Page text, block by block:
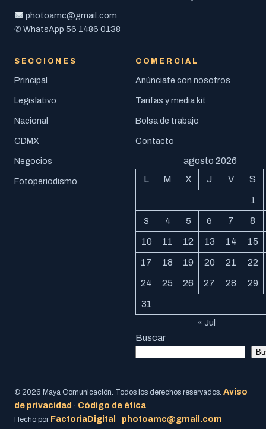
photoamc@gmail.com
✆ WhatsApp 56 1486 0138
SECCIONES
Principal
Legislativo
Nacional
CDMX
Negocios
Fotoperiodismo
COMERCIAL
Anúnciate con nosotros
Tarifas y media kit
Bolsa de trabajo
Contacto
agosto 2026
L
M X J V S
1
3 4 5 6 7 8
10 11 12 13 14 15
17 18 19 20 21 22
24 25 26 27 28 29
31
« Jul
Buscar
© 2026 Maya Comunicación. Todos los derechos reservados. Aviso
de privacidad · Código de ética
Hecho por FactoriaDigital · photoamc@gmail.com